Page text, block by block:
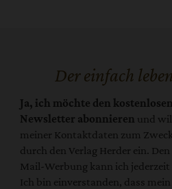
Der einfach
Ja, ich möchte den
Newsletter abonnieren und
meiner Kontaktdaten zum
durch den Verlag Herder ein.
Mail-Werbung kann ich jederzeit
Ich bin einverstanden, dass